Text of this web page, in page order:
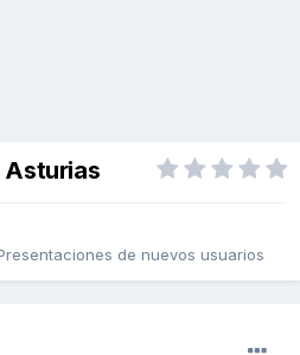
Asturias
de nuevos usuarios